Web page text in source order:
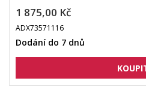
1 875,00 Kč
ADX73571116
Dodání do 7 dnů